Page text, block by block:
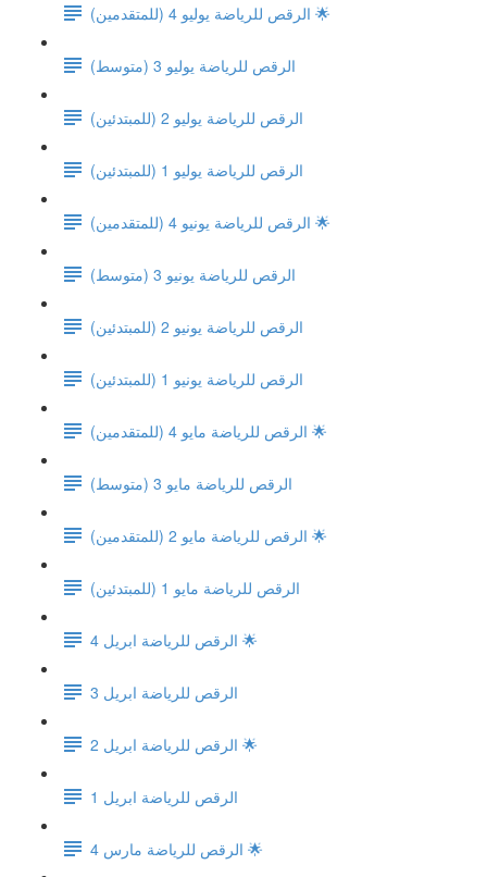
الرقص للرياضة يوليو 4 (للمتقدمين) 🌟
الرقص للرياضة يوليو 3 (متوسط)
الرقص للرياضة يوليو 2 (للمبتدئين)
الرقص للرياضة يوليو 1 (للمبتدئين)
الرقص للرياضة يونيو 4 (للمتقدمين) 🌟
الرقص للرياضة يونيو 3 (متوسط)
الرقص للرياضة يونيو 2 (للمبتدئين)
الرقص للرياضة يونيو 1 (للمبتدئين)
الرقص للرياضة مايو 4 (للمتقدمين) 🌟
الرقص للرياضة مايو 3 (متوسط)
الرقص للرياضة مايو 2 (للمتقدمين) 🌟
الرقص للرياضة مايو 1 (للمبتدئين)
الرقص للرياضة ابريل 4 🌟
الرقص للرياضة ابريل 3
الرقص للرياضة ابريل 2 🌟
الرقص للرياضة ابريل 1
الرقص للرياضة مارس 4 🌟